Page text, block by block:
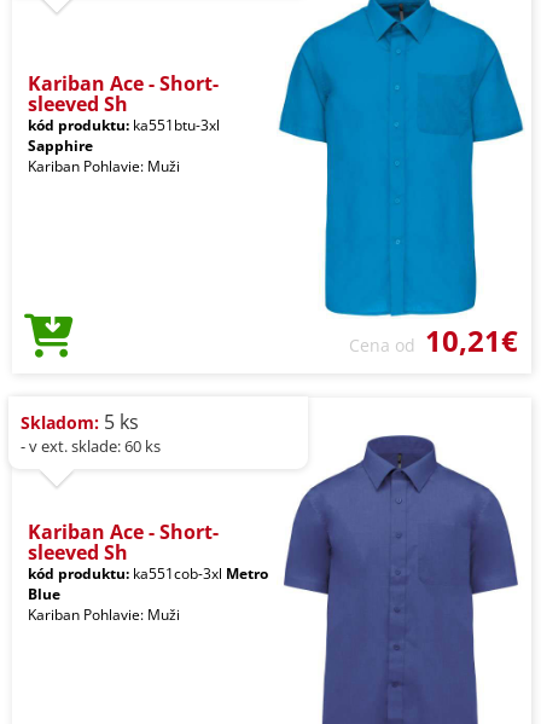
Kariban Ace - Short-
sleeved Sh
kód produktu: ka551btu-3xl
Sapphire
Kariban Pohlavie: Muži
Cena od 10,21€
Skladom: 5 ks
- v ext. sklade: 60 ks
Kariban Ace - Short-
sleeved Sh
kód produktu: ka551cob-3xl Metro
Blue
Kariban Pohlavie: Muži